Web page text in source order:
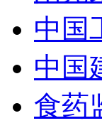
中国
中国
食药